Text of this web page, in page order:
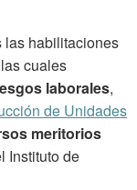
las habilitaciones
cuales
laborales,
de Unidades
meritorios
Instituto de